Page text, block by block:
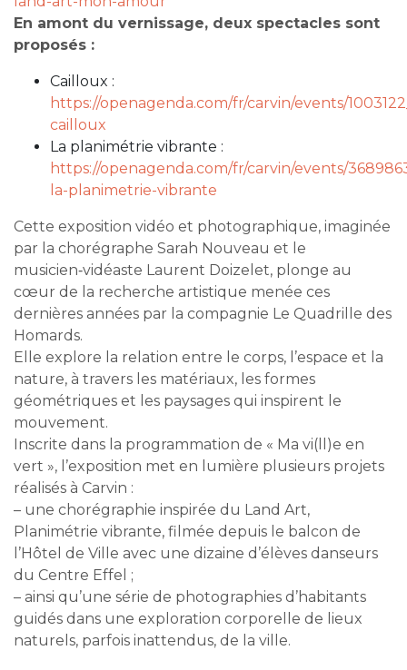
En amont du vernissage, deux spectacles sont
proposés :
Cailloux :
https://openagenda.com/fr/carvin/events/
cailloux
La planimétrie vibrante :
https://openagenda.com/fr/carvin/events/
la-planimetrie-vibrante
Cette exposition vidéo et photographique, imaginée
par la chorégraphe Sarah Nouveau et le
musicien‑vidéaste Laurent Doizelet, plonge au
cœur de la recherche artistique menée ces
dernières années par la compagnie Le Quadrille des
Homards.
Elle explore la relation entre le corps, l’espace et la
nature, à travers les matériaux, les formes
géométriques et les paysages qui inspirent le
mouvement.
Inscrite dans la programmation de « Ma vi(ll)e en
vert », l’exposition met en lumière plusieurs projets
réalisés à Carvin :
– une chorégraphie inspirée du Land Art,
Planimétrie vibrante, filmée depuis le balcon de
l’Hôtel de Ville avec une dizaine d’élèves danseurs
du Centre Effel ;
– ainsi qu’une série de photographies d’habitants
guidés dans une exploration corporelle de lieux
naturels, parfois inattendus, de la ville.